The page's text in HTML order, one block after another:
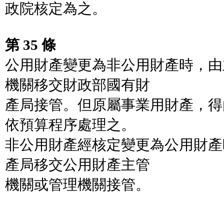
政院核定為之。
第 35 條
公用財產變更為非公用財產時，
機關移交財政部國有財
產局接管。但原屬事業用財產，
依預算程序處理之。
非公用財產經核定變更為公用財
產局移交公用財產主管
機關或管理機關接管。